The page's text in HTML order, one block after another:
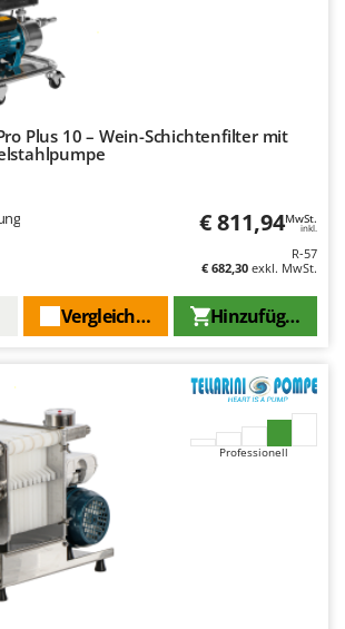
Plus 10 – Wein-Schichtenfilter mit
€ 811,94MwSt.
inkl.
R-57
€ 682,30 exkl. MwSt.
Hinzufügen
Vergleichen Sie
Professionell